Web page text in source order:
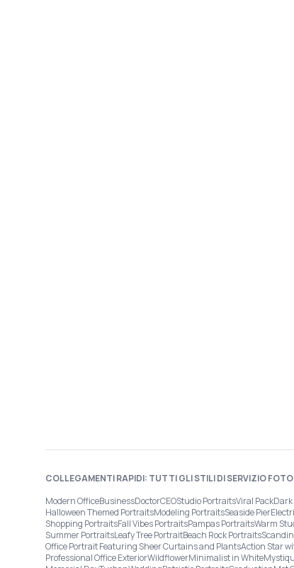
COLLEGAMENTI RAPIDI: TUTTI GLI STILI DI SERVIZIO
Modern OfficeBusinessDoctorCEOStudio PortraitsViral Pack
Halloween Themed PortraitsModeling PortraitsSeaside Pier
Shopping PortraitsFall Vibes PortraitsPampas PortraitsWarm
Summer PortraitsLeafy Tree PortraitBeach Rock Portraits
Office Portrait Featuring Sheer Curtains and PlantsAction Star
Professional Office ExteriorWildflowerMinimalist in White